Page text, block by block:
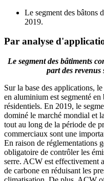
Le segment des bâtons
2019.
Par analyse
Le segment des bâtiments
part des
Sur la base des applications,
en aluminium est segmenté
résidentiels. En 2019, le
dominé le marché mondial et
tout au long de la période de
commerciaux sont une
En raison de réglementations
obligatoire de contrôler les
serre. ACW est effectivement
de carbone en réduisant les